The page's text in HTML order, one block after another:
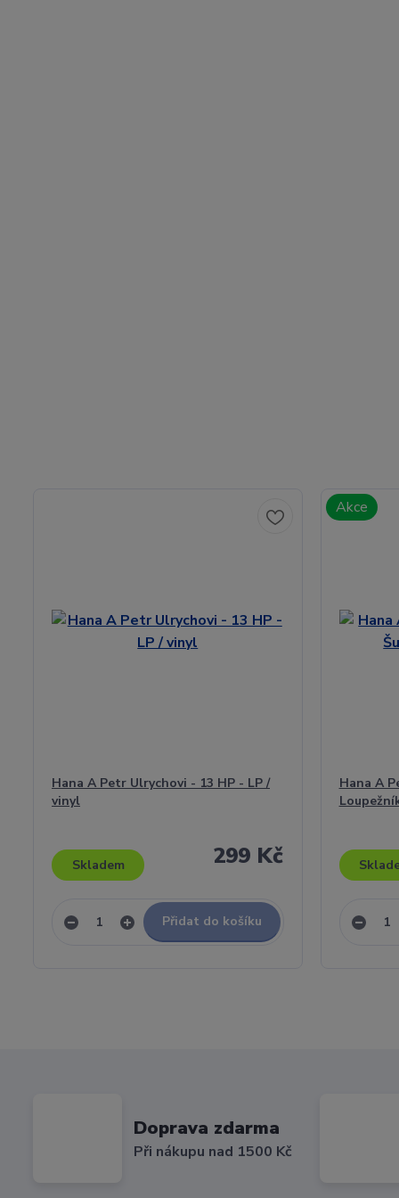
Hana A Petr Ulrychovi - 13 HP - LP /
vinyl
299 Kč
Skladem
Přidat do košíku
Akce
Hana A
Doprava zdarma
Při nákupu nad 1500 Kč